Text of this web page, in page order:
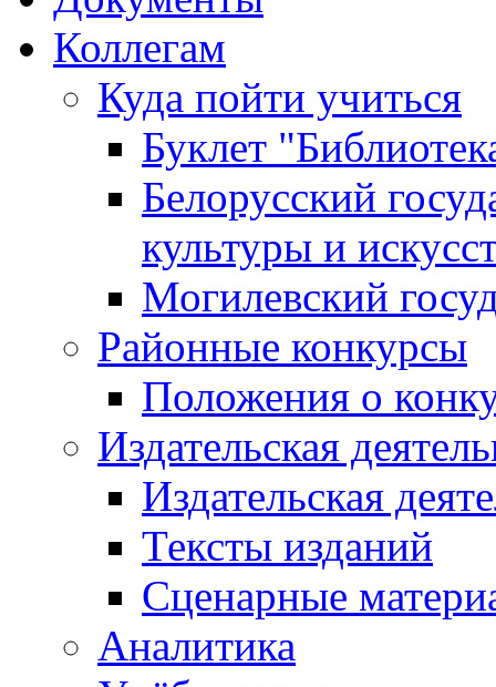
Коллегам
Куда пойти учиться
Буклет
Белорусский
культуры и
Могилевский
Районные конкурсы
Положения о
Издательская
Издательская
Тексты изданий
Сценарные
Аналитика